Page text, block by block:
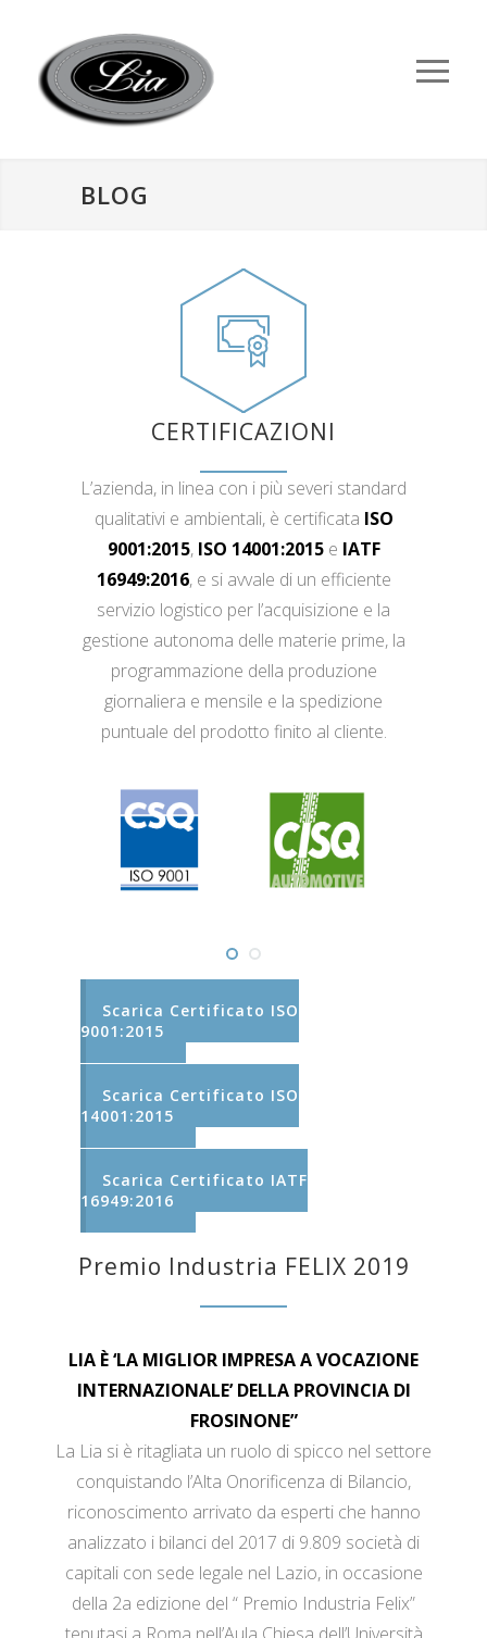
BLOG
CERTIFICAZIONI
L’azienda, in linea con i più severi standard
qualitativi e ambientali, è certificata ISO
9001:2015, ISO 14001:2015e IATF
16949:2016, e si avvale di un efficiente
servizio logistico per l’acquisizione e la
gestione autonoma delle materie prime, la
programmazione della produzione
giornaliera e mensile e la spedizione
puntuale del prodotto finito al cliente.
Scarica Certificato ISO
9001:2015
Scarica Certificato ISO
14001:2015
Scarica Certificato IATF
16949:2016
Premio Industria FELIX 2019
LIA È ‘LA MIGLIOR IMPRESA A VOCAZIONE
INTERNAZIONALE’ DELLA PROVINCIA DI
FROSINONE”
La Lia si è ritagliata un ruolo di spicco nel settore
conquistando l’Alta Onorificenza di Bilancio,
riconoscimento arrivato da esperti che hanno
analizzato i bilanci del 2017 di 9.809 società di
capitali con sede legale nel Lazio, in occasione
della 2a edizione del “ Premio Industria Felix”